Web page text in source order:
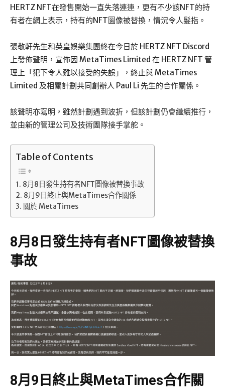
HERTZ NFT在發售開始一直失落連連，更有不少該NFT的持
有者在網上表示，持有的NFT圖像被替換，情況令人髮指。
張敬軒先生和英皇娛樂集團終在今日於 HERTZ NFT Discord
上發佈聲明，宣佈因 MetaTimes Limited 在 HERTZ NFT 管
理上「犯下令人難以接受的失誤」，終止與 MetaTimes
Limited 及相關計劃共同創辦人 Paul Li 先生的合作關係。
該聲明亦寫明，雖然計劃遇到波折，但該計劃仍會繼續推行，
並由新的管理公司及技術團隊接手掌舵。
Table of Contents
8月8日發生持有者NFT圖像被替換事故
8月9日終止與MetaTimes合作關係
關於 MetaTimes
8月8日發生持有者NFT圖像被替換
事故
8月9日終止與MetaTimes合作關